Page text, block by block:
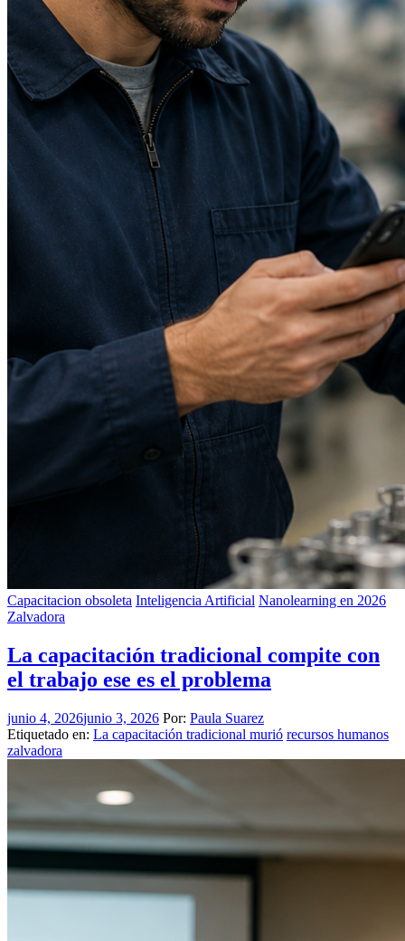
Capacitacion obsoleta Inteligencia Artificial Nanolearning en 2026
Zalvadora
La capacitación tradicional compite con
el trabajo ese es el problema
junio 4, 2026junio 3, 2026 Por: Paula Suarez
Etiquetado en: La capacitación tradicional murió recursos humanos
zalvadora